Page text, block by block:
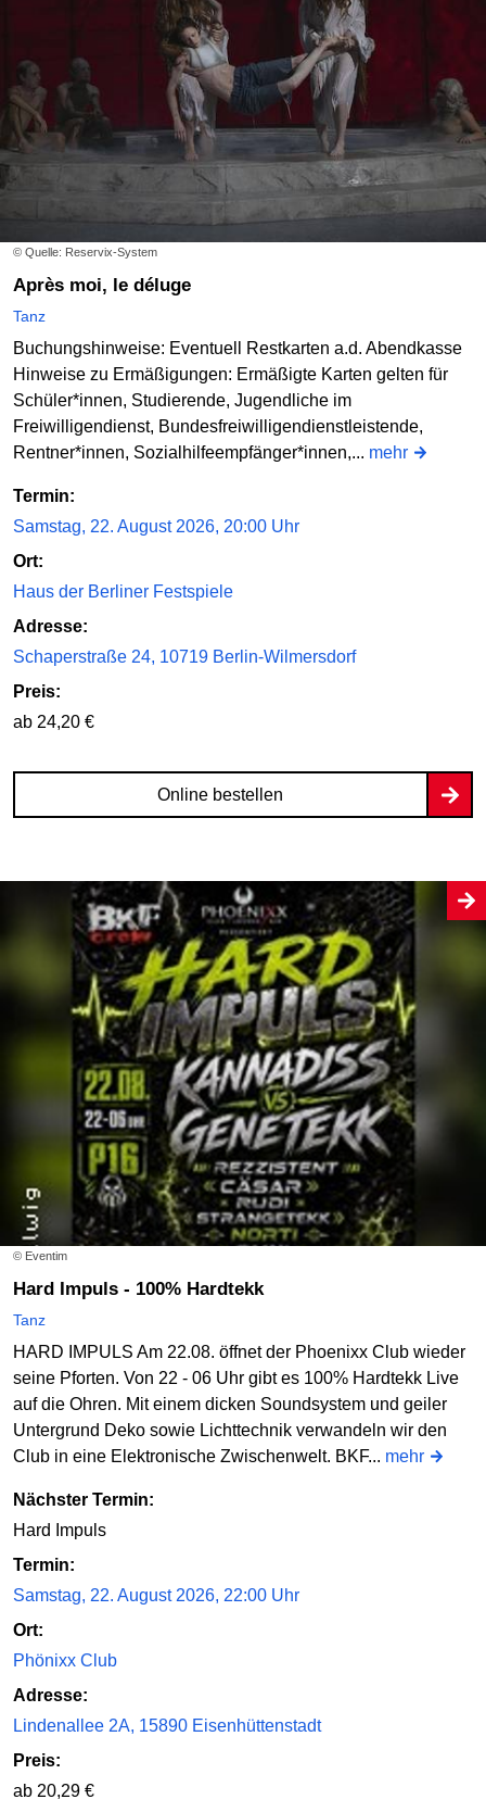
© Quelle: Reservix-System
Après moi, le déluge
Tanz
Buchungshinweise: Eventuell Restkarten a.d. Abendkasse
Hinweise zu Ermäßigungen: Ermäßigte Karten gelten für
Schüler*innen, Studierende, Jugendliche im
Freiwilligendienst, Bundesfreiwilligendienstleistende,
Rentner*innen, Sozialhilfeempfänger*innen,... mehr
Termin:
Samstag, 22. August 2026, 20:00 Uhr
Ort:
Haus der Berliner Festspiele
Adresse:
Schaperstraße 24, 10719 Berlin-Wilmersdorf
Preis:
ab 24,20 €
Online bestellen
© Eventim
Hard Impuls - 100% Hardtekk
Tanz
HARD IMPULS Am 22.08. öffnet der Phoenixx Club wieder
seine Pforten. Von 22 - 06 Uhr gibt es 100% Hardtekk Live
auf die Ohren. Mit einem dicken Soundsystem und geiler
Untergrund Deko sowie Lichttechnik verwandeln wir den
Club in eine Elektronische Zwischenwelt. BKF... mehr
Nächster Termin:
Hard Impuls
Termin:
Samstag, 22. August 2026, 22:00 Uhr
Ort:
Phönixx Club
Adresse:
Lindenallee 2A, 15890 Eisenhüttenstadt
Preis:
ab 20,29 €